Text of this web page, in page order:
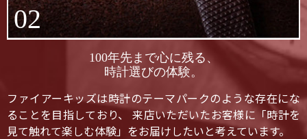
02
100年先まで心に残る、
時計選びの体験。
ファイアーキッズは時計のテーマパークのような存在にな
ることを目指しており、 来店いただいたお客様に「時計を
見て触れて楽しむ体験」をお届けしたいと考えています。